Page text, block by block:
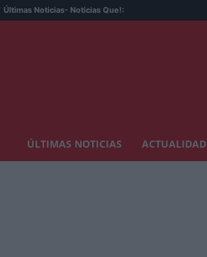
Últimas Noticias- Noticias Que!:
ÚLTIMAS NOTICIAS ACTUALIDAD